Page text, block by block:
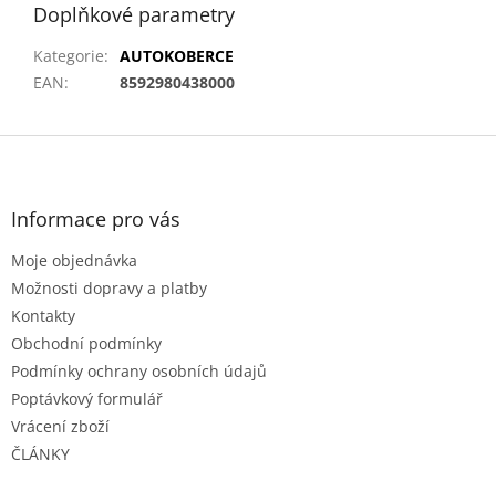
Doplňkové parametry
Kategorie: AUTOKOBERCE
EAN: 8592980438000
Z
Informace pro vás
Moje objednávka
Možnosti dopravy a platby
Kontakty
Obchodní podmínky
Podmínky ochrany osobních údajů
Poptávkový formulář
Vrácení zboží
ČLÁNKY